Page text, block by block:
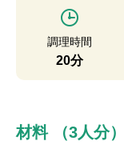
調理時間
20分
材料 （3人分）